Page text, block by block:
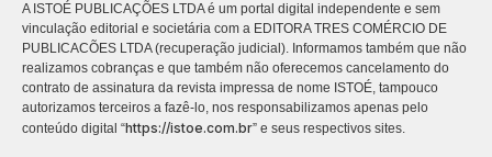
A ISTOÉ PUBLICAÇÕES LTDA é um portal digital independente e sem
vinculação editorial e societária com a EDITORA TRES COMÉRCIO DE
PUBLICACÕES LTDA (recuperação judicial). Informamos também que não
realizamos cobranças e que também não oferecemos cancelamento do
contrato de assinatura da revista impressa de nome ISTOÉ, tampouco
autorizamos terceiros a fazê-lo, nos responsabilizamos apenas pelo
conteúdo digital “https://istoe.com.br” e seus respectivos sites.